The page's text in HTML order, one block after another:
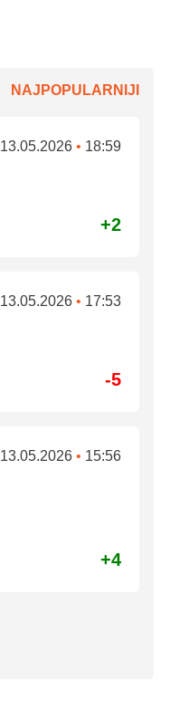
NAJPOPULARNIJI
13.05.2026 • 18:59
+2
13.05.2026 • 17:53
-5
13.05.2026 • 15:56
+4